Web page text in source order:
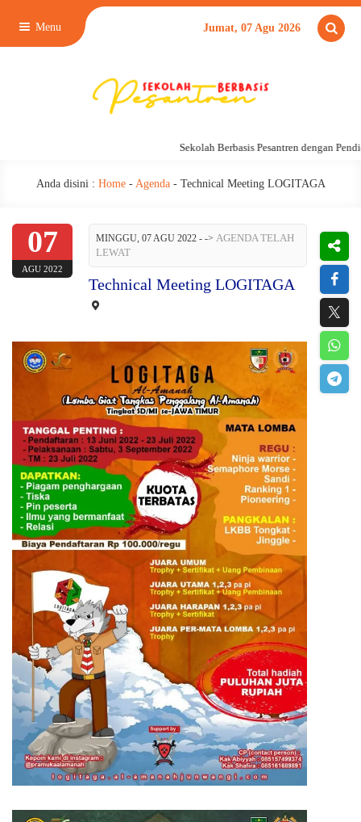
Menu Jumat, 07 Agu 2026
Sekolah Berbasis Pesantren dengan
Anda disini : Home- Agenda- Technical Meeting LOGITAGA
07
AGU 2022
MINGGU, 07 AGU 2022 - -> AGENDA TELAH
LEWAT
Technical Meeting LOGITAGA